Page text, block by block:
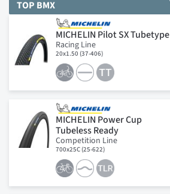
TOP BMX
MICHELIN Pilot SX Tubetype
Racing Line
20x1.50 (37-406)
MICHELIN Power Cup
Tubeless Ready
Competition Line
700x25C (25-622)